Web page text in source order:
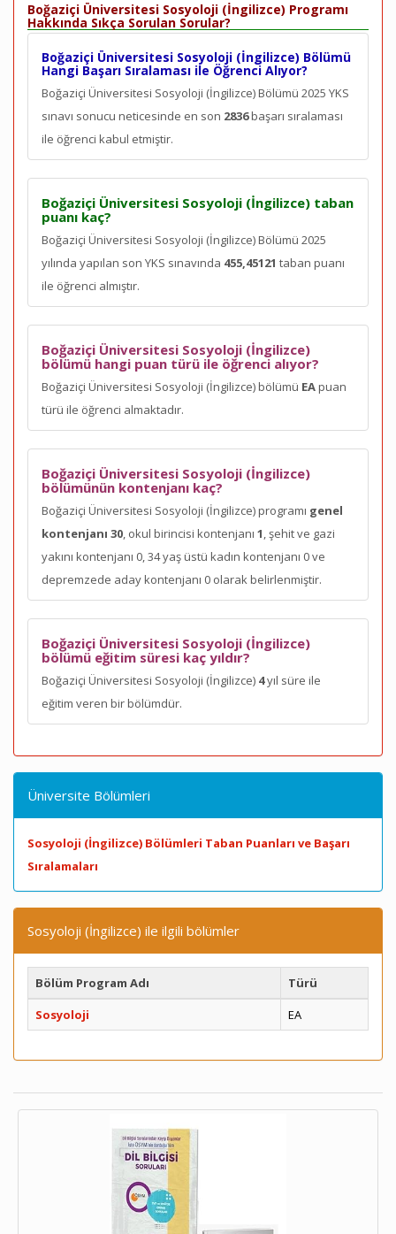
Boğaziçi Üniversitesi Sosyoloji (İngilizce) Programı
Hakkında Sıkça Sorulan Sorular?
Boğaziçi Üniversitesi Sosyoloji (İngilizce) Bölümü
Hangi Başarı Sıralaması ile Öğrenci Alıyor?
Boğaziçi Üniversitesi Sosyoloji (İngilizce) Bölümü 2025 YKS
sınavı sonucu neticesinde en son 2836başarı sıralaması
ile öğrenci kabul etmiştir.
Boğaziçi Üniversitesi Sosyoloji (İngilizce) taban
puanı kaç?
Boğaziçi Üniversitesi Sosyoloji (İngilizce) Bölümü 2025
yılında yapılan son YKS sınavında 455,45121 taban puanı
ile öğrenci almıştır.
Boğaziçi Üniversitesi Sosyoloji (İngilizce)
bölümü hangi puan türü ile öğrenci alıyor?
Boğaziçi Üniversitesi Sosyoloji (İngilizce) bölümü EApuan
türü ile öğrenci almaktadır.
Boğaziçi Üniversitesi Sosyoloji (İngilizce)
bölümünün kontenjanı kaç?
Boğaziçi Üniversitesi Sosyoloji (İngilizce) programı genel
kontenjanı 30, okul birincisi kontenjanı 1, şehit ve gazi
yakını kontenjanı 0, 34 yaş üstü kadın kontenjanı 0 ve
depremzede aday kontenjanı 0 olarak belirlenmiştir.
Boğaziçi Üniversitesi Sosyoloji (İngilizce)
bölümü eğitim süresi kaç yıldır?
Boğaziçi Üniversitesi Sosyoloji (İngilizce) 4yıl süre ile
eğitim veren bir bölümdür.
Üniversite Bölümleri
Sosyoloji (İngilizce) Bölümleri Taban Puanları ve Başarı
Sıralamaları
Sosyoloji (İngilizce) ile ilgili bölümler
Bölüm Program Adı
Türü
Sosyoloji
EA